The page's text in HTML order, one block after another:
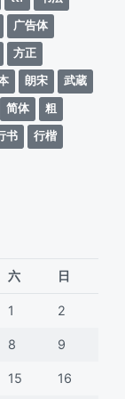
广告体
方正
朗宋
武蔵
简体
粗
书
行楷
六 日
1 2
8 9
15 16